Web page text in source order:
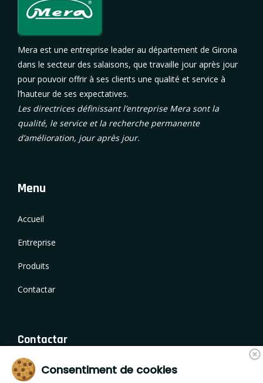
Mera est une entreprise leader au département de Girona
dans le secteur des salaisons, que travaille jour après jour
pour pouvoir offrir à ses clients une qualité et service à
l’hauteur de ses expectatives.
Les directrices définissant l’entreprise Mera sont la
qualité, le service et la recherche permanente
d’amélioration, jour après jour.
Menu
Accueil
Entreprise
Produits
Contactar
Contactar
Camí de Fornells 18, 17459 Campllong (Girona)
Consentiment de cookies